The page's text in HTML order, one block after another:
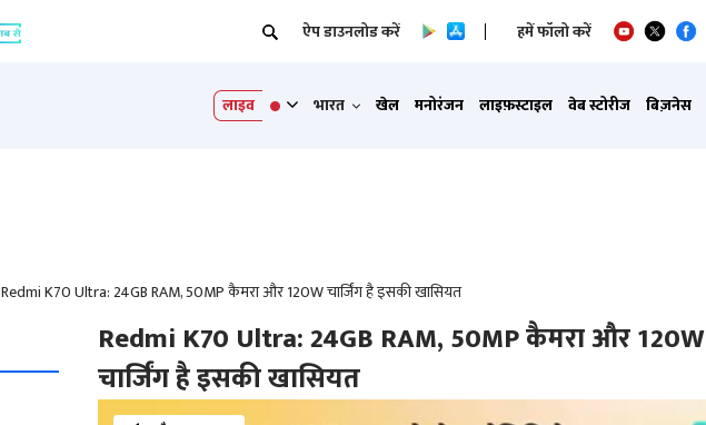
ऐप डाउनलोड करें हमें फॉलो करें
लाइव भारत खेल मनोरंजन लाइफ़स्टाइल वेब स्टोरीज बिज़नेस
Redmi K70 Ultra: 24GB RAM, 50MP कैमरा और 120W चार्जिंग है इसकी खासियत
Redmi K70 Ultra: 24GB RAM, 50MP कैमरा और 120W
चार्जिंग है इसकी खासियत